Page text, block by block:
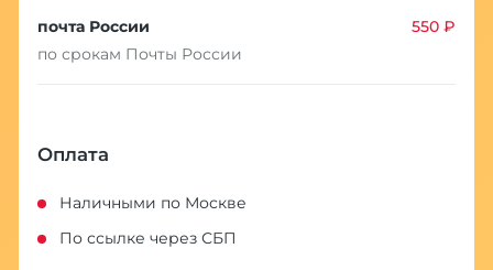
почта России
550 ₽
по срокам Почты России
Оплата
Наличными по Москве
По ссылке через СБП